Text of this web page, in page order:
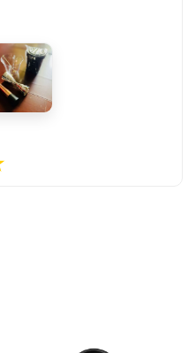
pm
家能多選賣更多商